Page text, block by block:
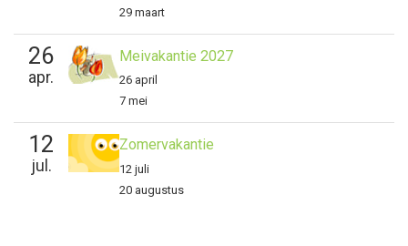
29 maart
26
apr.
Meivakantie 2027
26 april
7 mei
12
jul.
Zomervakantie
12 juli
20 augustus